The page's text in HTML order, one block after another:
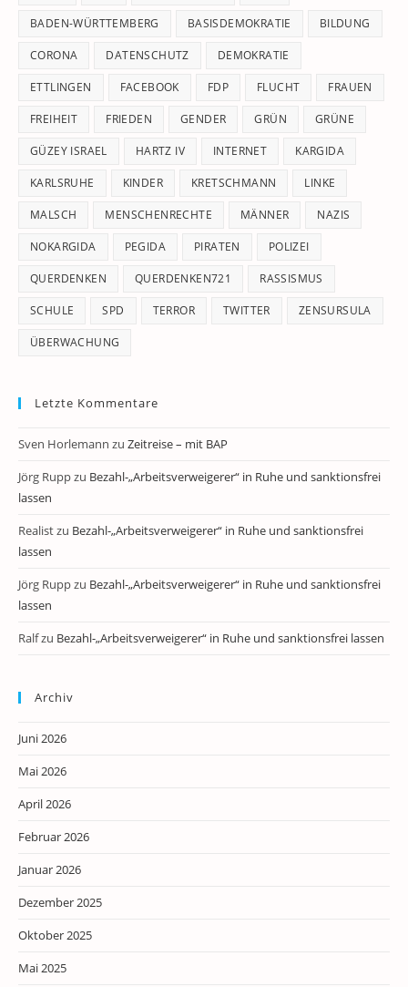
BADEN-WÜRTTEMBERG BASISDEMOKRATIE BILDUNG
CORONA DATENSCHUTZ DEMOKRATIE
ETTLINGEN FACEBOOK FDP FLUCHT FRAUEN
FREIHEIT FRIEDEN GENDER GRÜN GRÜNE
GÜZEY ISRAEL HARTZ IV INTERNET KARGIDA
KARLSRUHE KINDER KRETSCHMANN LINKE
MALSCH MENSCHENRECHTE MÄNNER NAZIS
NOKARGIDA PEGIDA PIRATEN POLIZEI
QUERDENKEN QUERDENKEN721 RASSISMUS
SCHULE SPD TERROR TWITTER ZENSURSULA
ÜBERWACHUNG
Letzte Kommentare
Sven Horlemann zu Zeitreise – mit BAP
Jörg Ruppzu Bezahl-„Arbeitsverweigerer“ in Ruhe und sanktionsfrei
lassen
Realistzu Bezahl-„Arbeitsverweigerer“ in Ruhe und sanktionsfrei
lassen
Jörg Ruppzu Bezahl-„Arbeitsverweigerer“ in Ruhe und sanktionsfrei
lassen
Ralfzu Bezahl-„Arbeitsverweigerer“ in Ruhe und sanktionsfrei lassen
Archiv
Juni 2026
Mai 2026
April 2026
Februar 2026
Januar 2026
Dezember 2025
Oktober 2025
Mai 2025